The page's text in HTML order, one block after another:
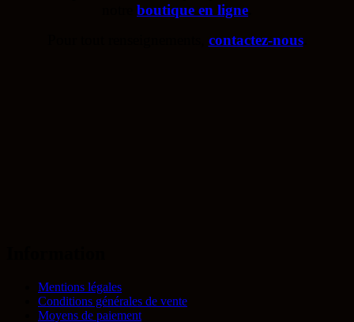
boutique en ligne
contactez-nous.
Mentions légales
Conditions générales de vente
Moyens de paiement